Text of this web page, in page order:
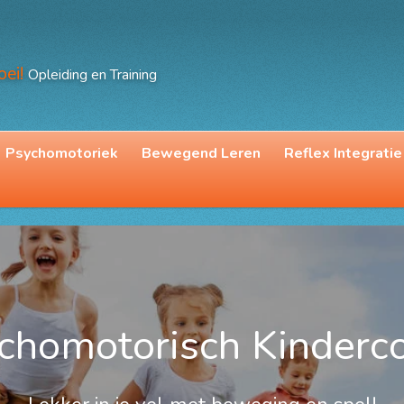
Opleiding en Training
Psychomotoriek Bewegend Leren Reflex Integratie